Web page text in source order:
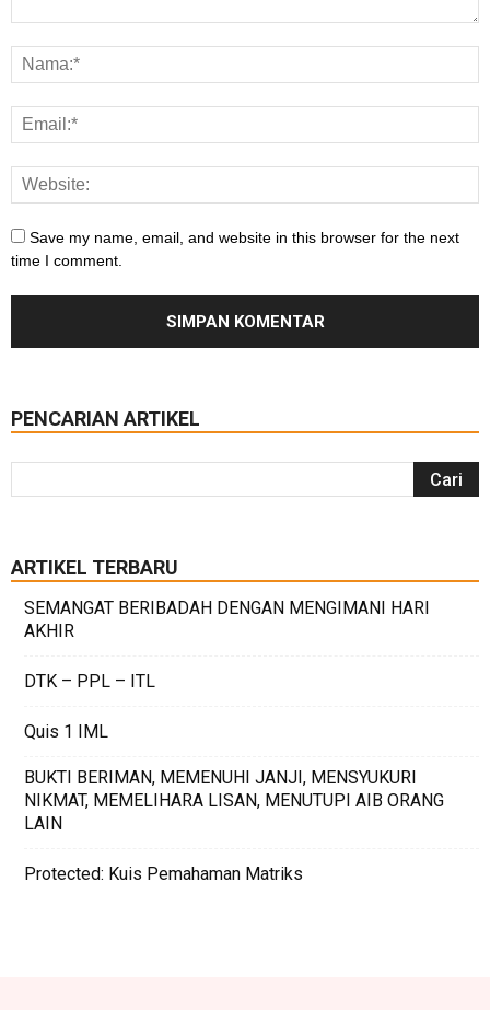
Save my name, email, and website in this browser for the next
time I comment.
PENCARIAN ARTIKEL
ARTIKEL TERBARU
SEMANGAT BERIBADAH DENGAN MENGIMANI HARI
AKHIR
DTK – PPL – ITL
Quis 1 IML
BUKTI BERIMAN, MEMENUHI JANJI, MENSYUKURI
NIKMAT, MEMELIHARA LISAN, MENUTUPI AIB ORANG
LAIN
Protected: Kuis Pemahaman Matriks